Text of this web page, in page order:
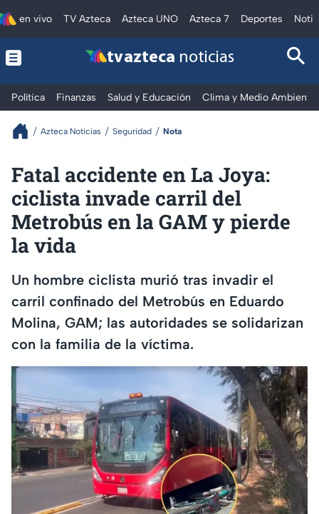
en vivo TV Azteca Azteca UNO Azteca 7 Deportes
tv azteca noticias
Política Finanzas Salud y Educación Clima y Medio Ambiente
Azteca Noticias Seguridad Nota
Fatal accidente en La Joya:
ciclista invade carril del
Metrobús en la GAM y pierde
la vida
Un hombre ciclista murió tras invadir el
carril confinado del Metrobús en Eduardo
Molina, GAM; las autoridades se solidarizan
con la familia de la víctima.